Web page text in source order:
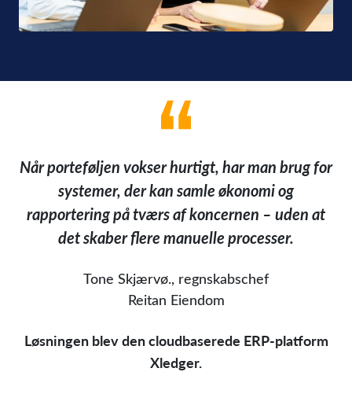
Når porteføljen vokser hurtigt, har man brug for
systemer, der kan samle økonomi og
rapportering på tværs af koncernen – uden at
det skaber flere manuelle processer.
Tone Skjærvø., regnskabschef
Reitan Eiendom
Løsningen blev den cloudbaserede ERP-platform
Xledger.